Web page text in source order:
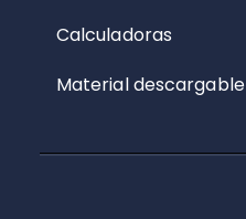
Calculadoras
Material descargable